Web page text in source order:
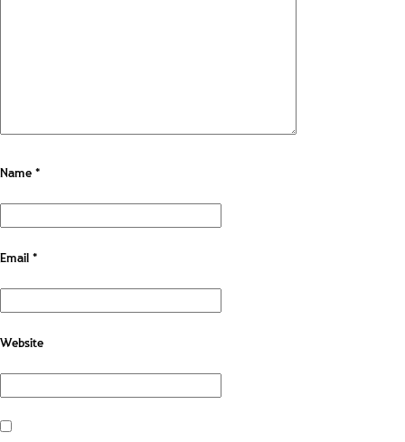
Name*
Email*
Website